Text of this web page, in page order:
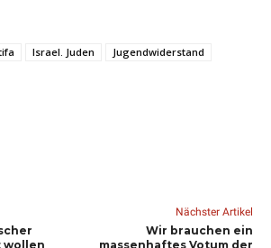
Israel. Juden
Jugendwiderstand
wollen
Nächster Artikel
Wir brauchen ein
massenhaftes Votum der